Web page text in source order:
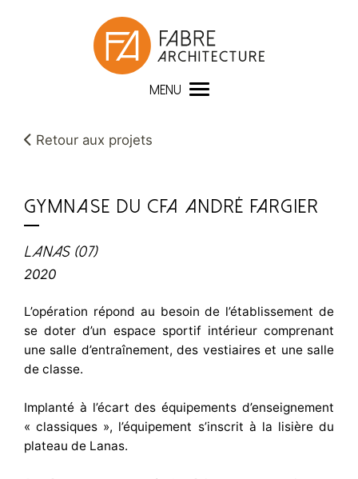
MENU
Retour aux projets
GYMNASE DU CFA ANDRÉ FARGIER
Lanas (07)
2020
L’opération répond au besoin de l’établissement de
se doter d’un espace sportif intérieur comprenant
une salle d’entraînement, des vestiaires et une salle
de classe.
Implanté à l’écart des équipements d’enseignement
« classiques », l’équipement s’inscrit à la lisière du
plateau de Lanas.
Panneau de gestion des cookies